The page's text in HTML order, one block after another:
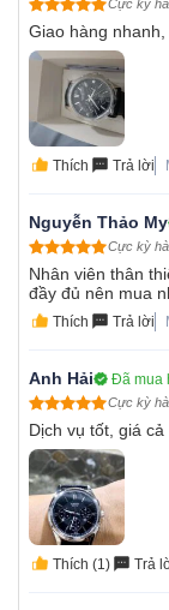
Cực kỳ
Giao hàng
Thích Trả lời
Nguyễn Thảo My
Cực kỳ
Nhân viên thân
đầy đủ nên mua
Thích Trả lời
Anh Hải Đã mua
Cực kỳ
Dịch vụ tốt, giá
Thích (1) Trả